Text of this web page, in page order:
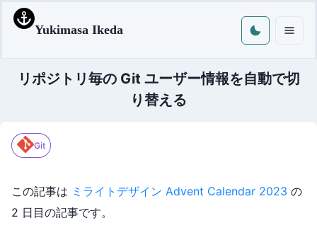
Yukimasa Ikeda
リポジトリ毎の Git ユーザー情報を自動で切
り替える
Git
この記事は ミライトデザイン Advent Calendar 2023 の
2 日目の記事です。